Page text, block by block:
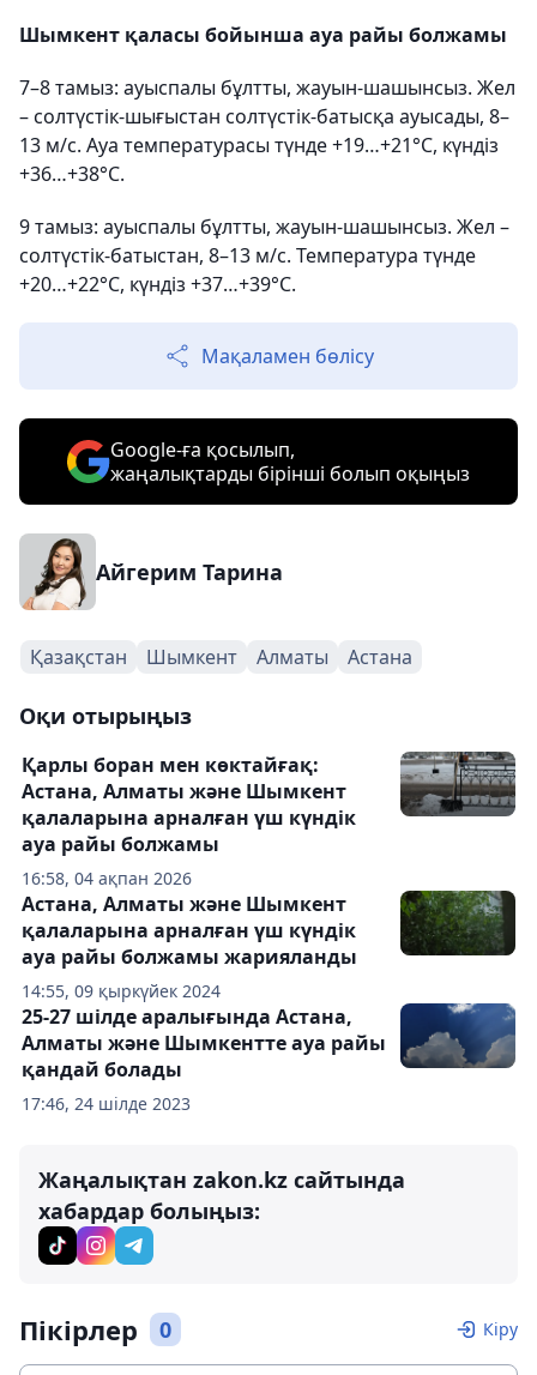
Шымкент қаласы бойынша ауа райы болжамы
7–8 тамыз: ауыспалы бұлтты, жауын-шашынсыз. Жел
– солтүстік-шығыстан солтүстік-батысқа ауысады, 8–
13 м/с. Ауа температурасы түнде +19…+21°C, күндіз
+36…+38°C.
9 тамыз: ауыспалы бұлтты, жауын-шашынсыз. Жел –
солтүстік-батыстан, 8–13 м/с. Температура түнде
+20…+22°C, күндіз +37…+39°C.
Мақаламен бөлісу
Google-ға қосылып,
жаңалықтарды бірінші болып оқыңыз
Айгерим Тарина
Қазақстан Шымкент Алматы Астана
Оқи отырыңыз
16:58, 04 ақпан 2026
Қарлы боран мен көктайғақ:
Астана, Алматы және Шымкент
қалаларына арналған үш күндік
ауа райы болжамы
14:55, 09 қыркүйек 2024
Астана, Алматы және Шымкент
қалаларына арналған үш күндік
ауа райы болжамы жарияланды
17:46, 24 шілде 2023
25-27 шілде аралығында Астана,
Алматы және Шымкентте ауа райы
қандай болады
Жаңалықтан zakon.kz сайтында
хабардар болыңыз:
Пікірлер 0 Кіру